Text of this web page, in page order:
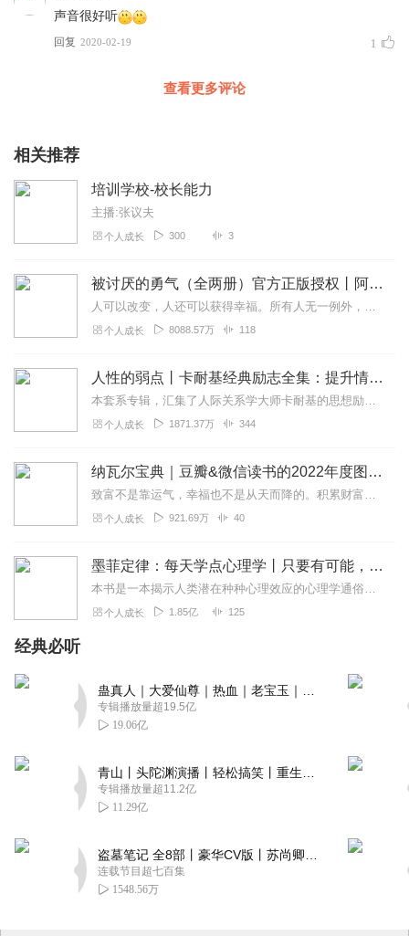
声音很好听
回复 2020-02-19 1
查看更多评论
相关推荐
培训学校-校长能力
主播:张议夫
个人成长 300 3
被讨厌的勇气（全两册）官方正版授权丨阿德勒心理学畅销经典｜幸福的勇气
人可以改变，人还可以获得幸福。所有人无一例外，都能如此。——阿德勒心理学一名深陷自卑、无能与不幸福的青年，听到了一名哲人主张的“世界无比单纯，人人都能幸福”便来...
个人成长 8088.57万 118
人性的弱点丨卡耐基经典励志全集：提升情商和沟通技巧
本套系专辑，汇集了人际关系学大师卡耐基的思想励志精华，收录《人性的弱点》《人性的优点》《语言的突破》《美好的人生》《快乐的人生》等所有经典！是卡耐基的经典合辑，...
个人成长 1871.37万 344
纳瓦尔宝典｜豆瓣&微信读书的2022年度图书|从白手起家到财务自由
致富不是靠运气，幸福也不是从天而降的。积累财富和幸福生活是我们可以学习的技能。这本书收集整理了硅谷投资人纳瓦尔在过去十年里通过推特、播客和采访等方式分享的人生智...
个人成长 921.69万 40
墨菲定律：每天学点心理学丨只要有可能，就一定会发生
本书是一本揭示人类潜在种种心理效应的心理学通俗读物，其中最有代表性的即“墨菲定律”。与此同时，从自我认知、经济管理等方面入手，作者引出了数十条对现代人工作和生活...
个人成长 1.85亿 125
经典必听
专辑播放量超19.5亿
19.06亿
专辑播放量超11.2亿
11.29亿
连载节目超七百集
1548.56万